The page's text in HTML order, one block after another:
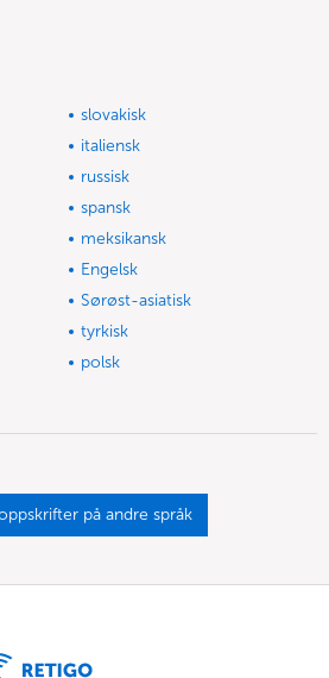
slovakisk
italiensk
russisk
spansk
meksikansk
Engelsk
Sørøst-asiatisk
tyrkisk
polsk
på andre språk